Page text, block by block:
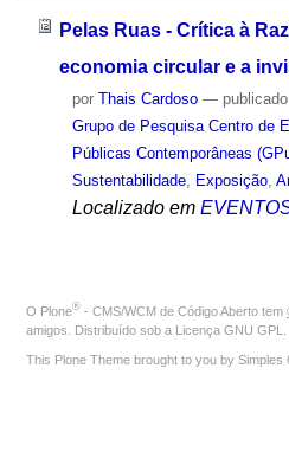
Pelas Ruas - Crítica à
economia circular e a
por Thais Cardoso — publicado
Grupo de Pesquisa Centro de
Públicas Contemporâneas
Sustentabilidade, Exposição,
Localizado em
O Plone® - CMS/WCM de Código Aberto tem
amigos. Distribuído sob a Licença GNU GPL
This Plone Theme brought to you by Simples